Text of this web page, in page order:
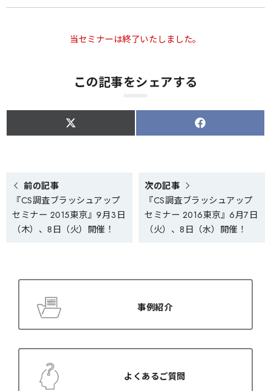
当セミナーは終了いたしました。
この記事をシェアする
S
h
T
w
i
t
t
S
h
c
e
b
o
o
前の記事
『CS調査ブラッシュアップ
セミナー 2015東京』9月3日
（木）、8日（火）開催！
次の記事
『CS調査ブラッシュアップ
セミナー 2016東京』6月7日
（火）、8日（水）開催！
事例紹介
よくあるご質問